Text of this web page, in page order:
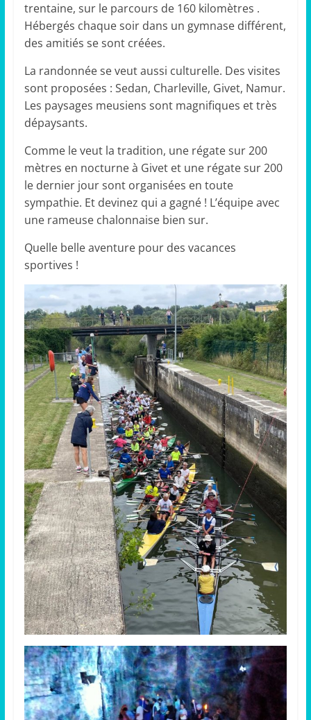
trentaine, sur le parcours de 160 kilomètres .
Hébergés chaque soir dans un gymnase différent,
des amitiés se sont créées.
La randonnée se veut aussi culturelle. Des visites
sont proposées : Sedan, Charleville, Givet, Namur.
Les paysages meusiens sont magnifiques et très
dépaysants.
Comme le veut la tradition, une régate sur 200
mètres en nocturne à Givet et une régate sur 200
le dernier jour sont organisées en toute
sympathie. Et devinez qui a gagné ! L’équipe avec
une rameuse chalonnaise bien sur.
Quelle belle aventure pour des vacances
sportives !